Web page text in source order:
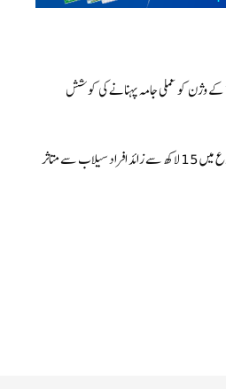
کے وژن کو عملی جامہ پہنانے کی کوشش